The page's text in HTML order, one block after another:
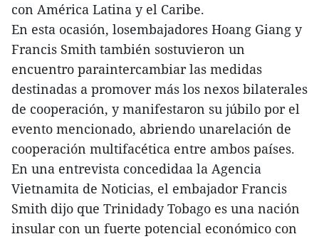
con América Latina y el Caribe.
En esta ocasión, losembajadores Hoang Giang y
Francis Smith también sostuvieron un
encuentro paraintercambiar las medidas
destinadas a promover más los nexos bilaterales
de cooperación, y manifestaron su júbilo por el
evento mencionado, abriendo unarelación de
cooperación multifacética entre ambos países.
En una entrevista concedidaa la Agencia
Vietnamita de Noticias, el embajador Francis
Smith dijo que Trinidady Tobago es una nación
insular con un fuerte potencial económico con